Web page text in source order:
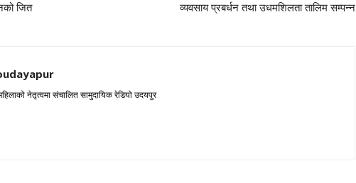
जित व्यवसाय प्रबर्धन तथा उधमशिलता तालिम सम्पन्न
नेतृत्वमा संचालित सामुदायिक रेडियो उदयपुर